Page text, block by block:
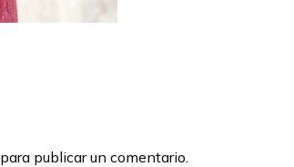
para publicar un comentario.